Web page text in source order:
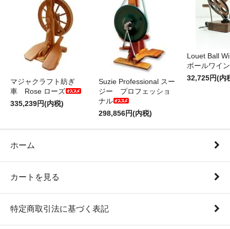
マジャクラフト紡ぎ
車 Rose ローズ
335,239円(内税)
Suzie Professional スー
ジー プロフェッショ
ナル
298,856円(内税)
Louet Ball
ボールワイ
32,725円(内
ホーム
カートを見る
特定商取引法に基づく表記